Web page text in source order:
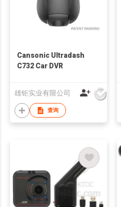
Cansonic Ultradash
C732 Car DVR
雄钜实业有限公司
查询